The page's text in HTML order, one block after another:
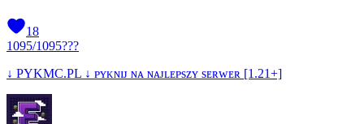
18
1095/1095???
↓ PYKMC.PL ↓ ᴘʏᴋɴɪᴊ ɴᴀ ɴᴀᴊʟᴇᴘѕᴢʏ ѕᴇʀᴡᴇʀ [1.21+]